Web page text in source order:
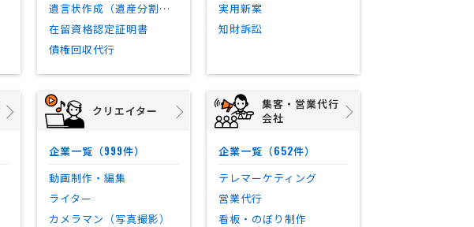
遺言状作成（遺産分割協議書作成）
在留資格認定証明書
債権回収代行
実用新案
知財訴訟
クリエイター
企業一覧（999件）
動画制作・編集
ライター
カメラマン（写真撮影）
集客・営業代行
会社
企業一覧（652件）
テレマーケティング
営業代行
看板・のぼり制作